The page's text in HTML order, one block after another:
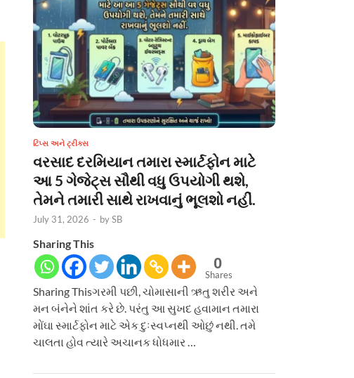
ટિપ્સ અને ટ્રીક્સ
વરસાદ દરમિયાન તમારા સ્માર્ટફોન માટે
આ 5 ગેજેટ્સ સૌથી વધુ ઉપયોગી થશે,
તેમને તમારી સાથે રાખવાનું ભૂલશો નહીં.
July 31, 2026 - bySB
Sharing This
0
Shares
Sharing Thisગરમી પછી, ચોમાસાની ઋતુ શરીર અને
મન બંનેને શાંત કરે છે. પરંતુ આ સુખદ હવામાન તમારા
મોંઘા સ્માર્ટફોન માટે એક દુઃસ્વપ્નથી ઓછું નથી. તમે
ચાલતા હોવ ત્યારે અચાનક ધોધમાર …